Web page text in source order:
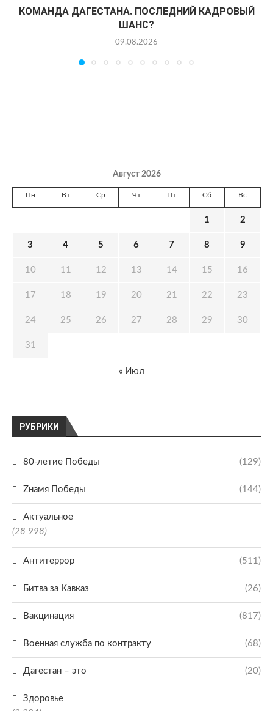
КОМАНДА ДАГЕСТАНА. ПОСЛЕДНИЙ КАДРОВЫЙ
ШАНС?
09.08.2026
РУБРИКИ
80-летие Победы (129)
Zнамя Победы (144)
Актуальное
(28 998)
Антитеррор (511)
Битва за Кавказ (26)
Вакцинация (817)
Военная служба по контракту (68)
Дагестан – это (20)
Здоровье
Август 2026
Пн Вт Ср Чт Пт Сб Вс
1 2
3 4 5 6 7 8 9
10 11 12 13 14 15 16
17 18 19 20 21 22 23
24 25 26 27 28 29 30
31
« Июл